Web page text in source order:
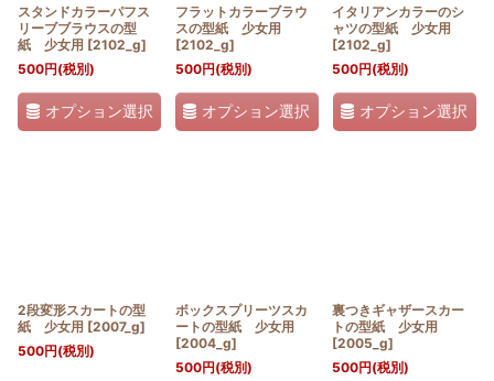
スタンドカラーパフス
リーブブラウスの型
紙 少女用 [2102_g]
500円(税別)
オプション選択
フラットカラーブラウ
スの型紙 少女用
[2102_g]
500円(税別)
オプション選択
イタリアンカラーのシ
ャツの型紙 少女用
[2102_g]
500円(税別)
オプション選択
2段変形スカートの型
紙 少女用 [2007_g]
500円(税別)
ボックスプリーツスカ
ートの型紙 少女用
[2004_g]
500円(税別)
裏つきギャザースカー
トの型紙 少女用
[2005_g]
500円(税別)